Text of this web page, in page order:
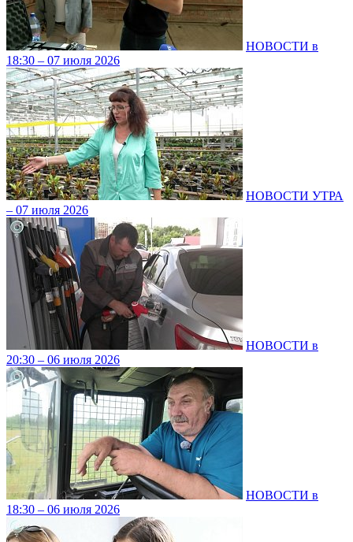
НОВОСТИ в
18:30 – 07 июля 2026
НОВОСТИ УТРА
– 07 июля 2026
НОВОСТИ в
20:30 – 06 июля 2026
НОВОСТИ в
18:30 – 06 июля 2026